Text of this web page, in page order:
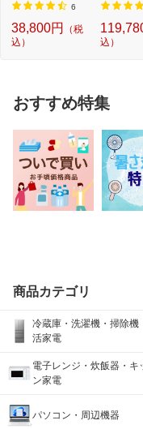
m Snapdr...
6
38,800円
（税
込）
i...
込）
おすすめ特集
商品カテゴリ
冷蔵庫・洗濯機・掃除機
活家電
電子レンジ・炊飯器・キ
ン家電
パソコン・周辺機器